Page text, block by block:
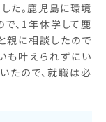
た。鹿児島に環境
、1年休学して鹿
親に相談したので
も叶えられずにい
たので、就職は必